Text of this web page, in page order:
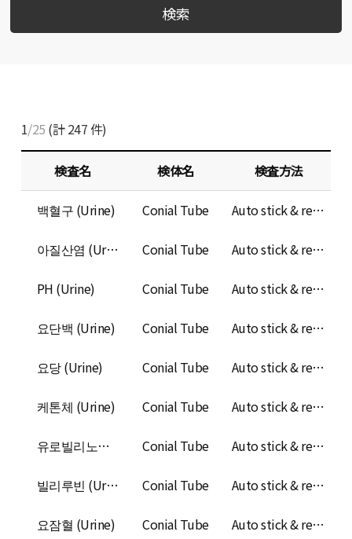
検索
1/25 (計247件)
検査名 検体名 検査方法
백혈구 (Urine) Conial Tube Auto stick & refractometer
아질산염 (Urine) Conial Tube Auto stick & refractometer
PH (Urine) Conial Tube Auto stick & refractometer
요단백 (Urine) Conial Tube Auto stick & refractometer
요당 (Urine) Conial Tube Auto stick & refractometer
케톤체 (Urine) Conial Tube Auto stick & refractometer
유로빌리노겐 (Urine) Conial Tube Auto stick & refractometer
빌리루빈 (Urine) Conial Tube Auto stick & refractometer
요잠혈 (Urine) Conial Tube Auto stick & refractometer